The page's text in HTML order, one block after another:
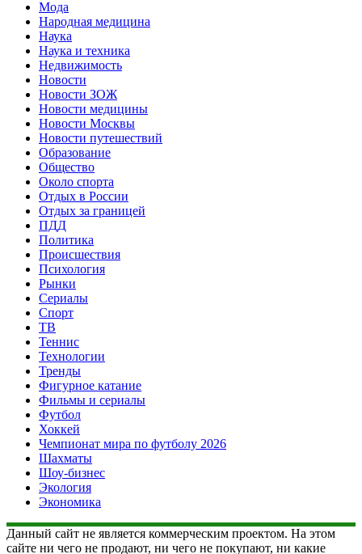
Мода
Народная медицина
Наука
Наука и техника
Недвижимость
Новости
Новости ЗОЖ
Новости медицины
Новости Москвы
Новости путешествий
Образование
Общество
Около спорта
Отдых в России
Отдых за границей
ПДД
Политика
Происшествия
Психология
Рынки
Сериалы
Спорт
ТВ
Теннис
Технологии
Тренды
Фигурное катание
Фильмы и сериалы
Футбол
Хоккей
Чемпионат мира по футболу 2026
Шахматы
Шоу-бизнес
Экология
Экономика
Данный сайт не является коммерческим проектом. На этом
сайте ни чего не продают, ни чего не покупают, ни какие